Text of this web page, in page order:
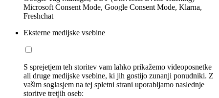
Microsoft Consent Mode, Google Consent Mode, Klarna,
Freshchat
Eksterne medijske vsebine
S sprejetjem teh storitev vam lahko prikažemo videoposnetke
ali druge medijske vsebine, ki jih gostijo zunanji ponudniki. Z
vašim soglasjem na tej spletni strani uporabljamo naslednje
storitve tretjih oseb: